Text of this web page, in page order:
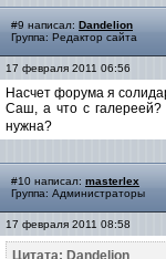
#9 написал: Dandelion
Группа: Редактор сайта
17 февраля 2011 06:56
Насчет форума я
Саш, а что с галереей?
нужна?
#10 написал: masterlex
Группа: Администраторы
17 февраля 2011 08:58
Цитата: Dandelion